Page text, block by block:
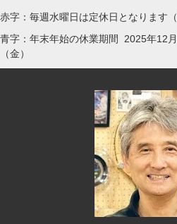
赤字：毎週水曜日は定休日となります（
青字：年末年始の休業期間 2025年12
（金）